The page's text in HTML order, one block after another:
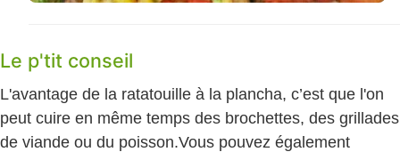
Le p'tit conseil
L'avantage de la ratatouille à la plancha, c’est que l'on
peut cuire en même temps des brochettes, des grillades
de viande ou du poisson.Vous pouvez également